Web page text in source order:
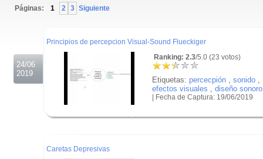
Páginas: 1 2 3 Siguiente
24/06
2019
Principios de percepcion Visual-Sound Flueckiger
Ranking: 2.3/5.0 (23 votos)
Etiquetas: percecpión sonido
efectos visuales
diseño sonoro
| Fecha de Captura: 19/06/2019
Caretas Depresivas